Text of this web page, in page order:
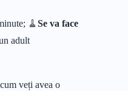
🧹 Se va face
adult
veți avea o